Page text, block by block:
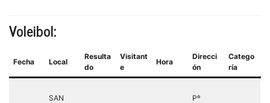
Voleibol:
Fecha Local
Resulta
do
Visitant
e
Hora
Direcci
ón
Catego
ría
SAN
Pº